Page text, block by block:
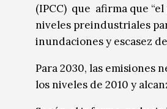
(IPCC) que afirma que
niveles preindustriales
inundaciones y escasez
Para 2030, las emisiones
los niveles de 2010 y